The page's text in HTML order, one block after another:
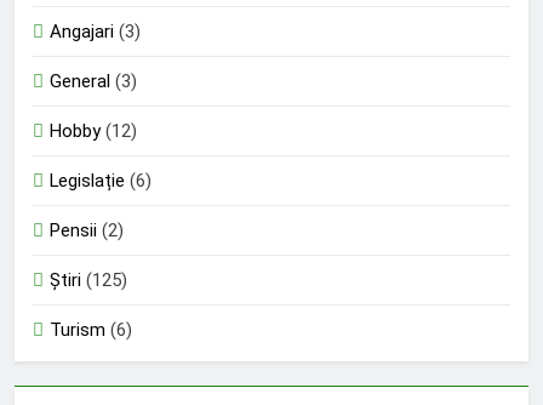
Angajari (3)
General (3)
Hobby(12)
Legislație (6)
Pensii (2)
Știri (125)
Turism (6)